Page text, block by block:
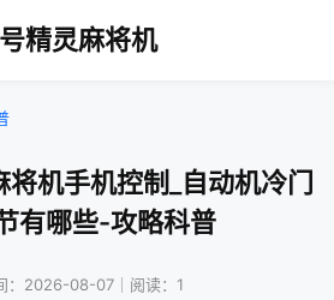
精灵麻将机
机手机控制_自动机冷门
有哪些-攻略科普
：2026-08-07｜阅读：1